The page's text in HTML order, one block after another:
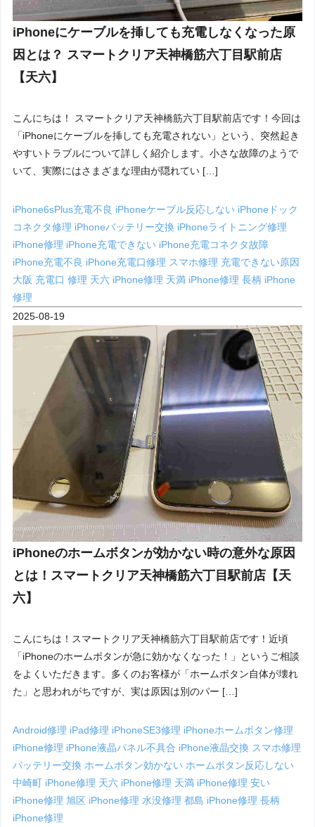
iPhoneにケーブルを挿しても充電しなくなった原
因とは？ スマートクリア天神橋筋六丁目駅前店
【天六】
こんにちは！ スマートクリア天神橋筋六丁目駅前店です！今回は
「iPhoneにケーブルを挿しても充電されない」という、突然起き
やすいトラブルについて詳しく紹介します。小さな故障のようで
いて、実際にはさまざまな理由が隠れてい […]
iPhone6sPlus充電不良 iPhoneケーブル反応しない iPhoneドック
コネクタ修理 iPhoneバッテリー交換 iPhoneライトニング修理
iPhone修理 iPhone充電できない iPhone充電コネクタ故障
iPhone充電不良 iPhone充電口修理 スマホ修理 充電できない原因
大阪 充電口 修理 天六 iPhone修理 天満 iPhone修理長柄 iPhone
修理
2025-08-19
iPhoneのホームボタンが効かない時の意外な原因
とは！スマートクリア天神橋筋六丁目駅前店【天
六】
こんにちは！スマートクリア天神橋筋六丁目駅前店です！近頃
「iPhoneのホームボタンが急に効かなくなった！」というご相談
をよくいただきます。多くのお客様が「ホームボタン自体が壊れ
た」と思われがちですが、実は原因は別のパー […]
Android修理 iPad修理 iPhoneSE3修理 iPhoneホームボタン修理
iPhone修理 iPhone液晶パネル不具合 iPhone液晶交換 スマホ修理
バッテリー交換ホームボタン効かないホームボタン反応しない
中崎町 iPhone修理 天六 iPhone修理 天満 iPhone修理安い
iPhone修理 旭区 iPhone修理水没修理都島 iPhone修理長柄
iPhone修理